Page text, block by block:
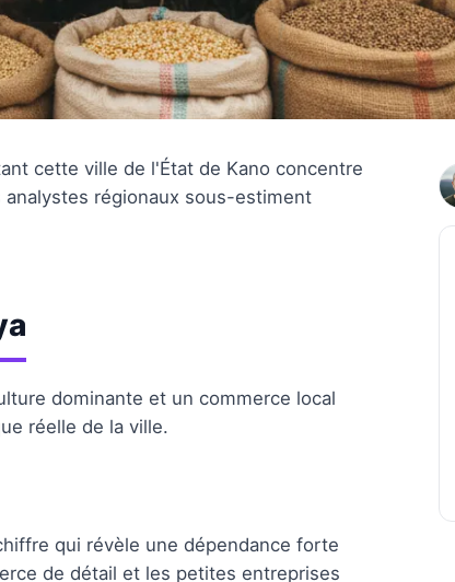
cette ville de l'État de Kano concentre
régionaux sous-estiment
dominante et un commerce local
réelle de la ville.
qui révèle une dépendance forte
de détail et les petites entreprises